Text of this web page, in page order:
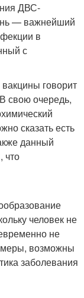
ДВС-
— важнейший
в
с
говорит
свою очередь,
сказать есть
данный
что
человек не
не
меры, возможны
заболевания